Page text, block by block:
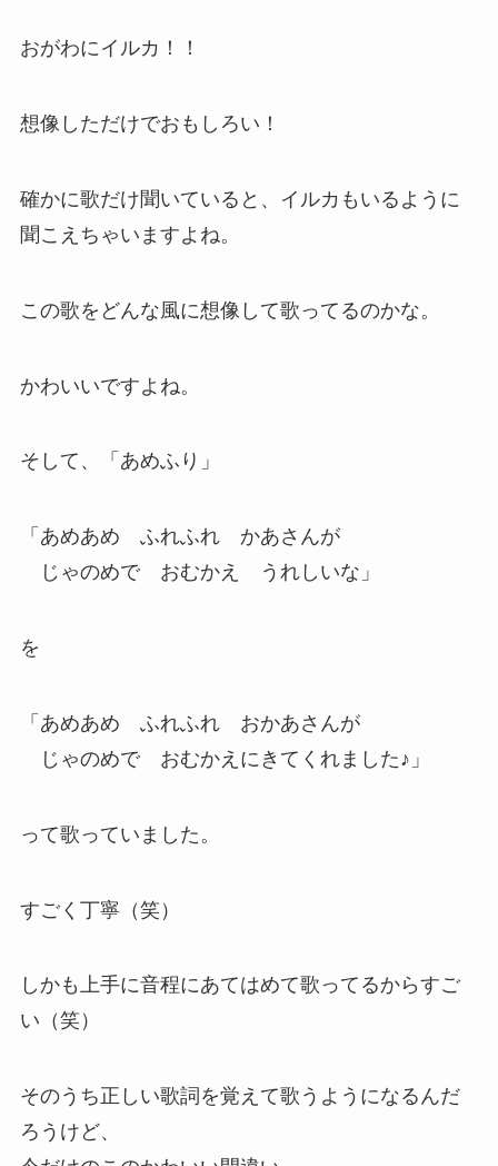
おがわにイルカ！！
想像しただけでおもしろい！
確かに歌だけ聞いていると、イルカもいるように
聞こえちゃいますよね。
この歌をどんな風に想像して歌ってるのかな。
かわいいですよね。
そして、「あめふり」
「あめあめ ふれふれ かあさんが
じゃのめで おむかえ うれしいな」
を
「あめあめ ふれふれ おかあさんが
じゃのめで おむかえにきてくれました♪」
って歌っていました。
すごく丁寧（笑）
しかも上手に音程にあてはめて歌ってるからすご
い（笑）
そのうち正しい歌詞を覚えて歌うようになるんだ
ろうけど、